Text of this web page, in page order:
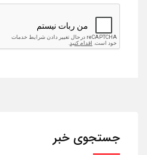
جستجوی خبر